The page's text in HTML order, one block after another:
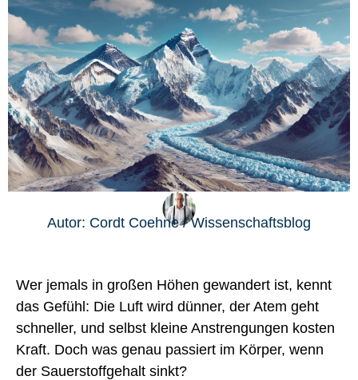
Autor: Cordt Coehne / Wissenschaftsblog
Wer jemals in großen Höhen gewandert ist, kennt
das Gefühl: Die Luft wird dünner, der Atem geht
schneller, und selbst kleine Anstrengungen kosten
Kraft. Doch was genau passiert im Körper, wenn
der Sauerstoffgehalt sinkt?